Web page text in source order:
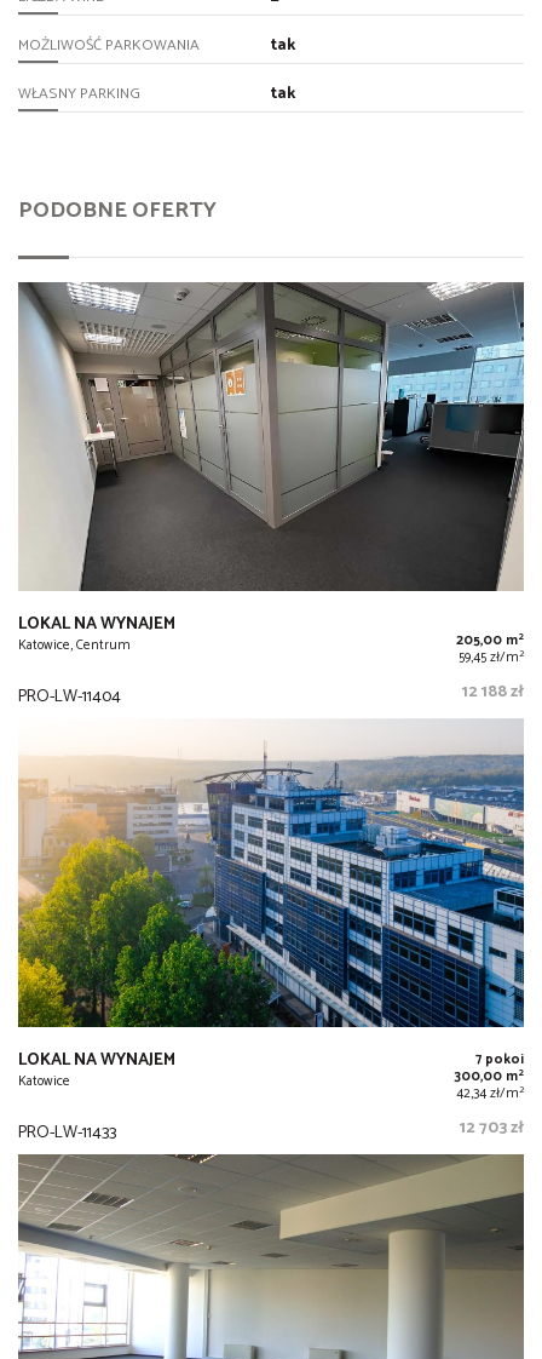
MOŻLIWOŚĆ PARKOWANIA tak
WŁASNY PARKING tak
PODOBNE OFERTY
LOKAL NA WYNAJEM
Katowice, Centrum 205,00 m2
59,45 zł/m2
PRO-LW-11404 12 188 zł
LOKAL NA WYNAJEM
Katowice
7 pokoi
300,00 m2
42,34 zł/m2
PRO-LW-11433 12 703 zł